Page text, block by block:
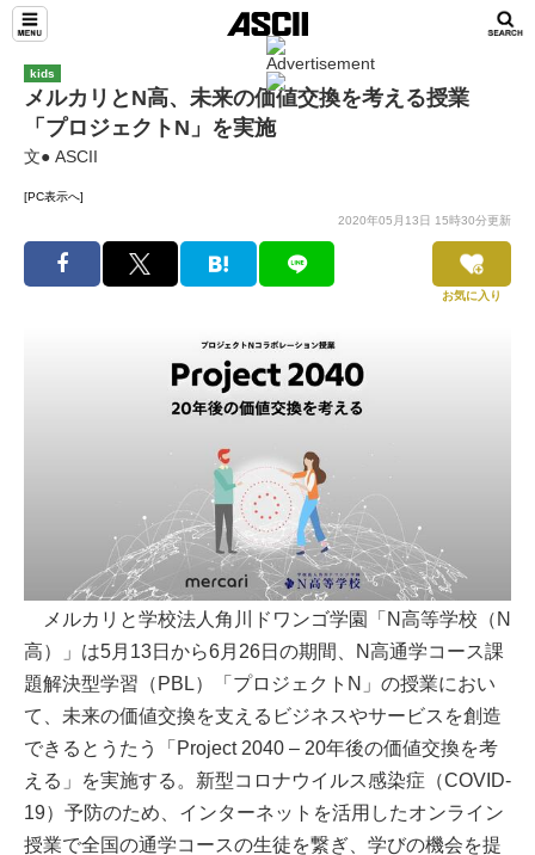
kids
メルカリとN高、未来の価値交換を考える授業
「プロジェクトN」を実施
文● ASCII
[PC表示へ]
2020年05月13日 15時30分更新
お気に入り
メルカリと学校法人角川ドワンゴ学園「N高等学校（N
高）」は5月13日から6月26日の期間、N高通学コース課
題解決型学習（PBL）「プロジェクトN」の授業におい
て、未来の価値交換を支えるビジネスやサービスを創造
できるとうたう「Project 2040 – 20年後の価値交換を考
える」を実施する。新型コロナウイルス感染症（COVID-
19）予防のため、インターネットを活用したオンライン
授業で全国の通学コースの生徒を繋ぎ、学びの機会を提